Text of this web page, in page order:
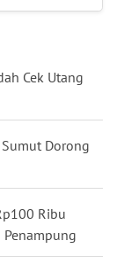
Cek Utang
Dorong
Ribu